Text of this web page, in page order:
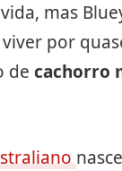
mas
por
de cachorro